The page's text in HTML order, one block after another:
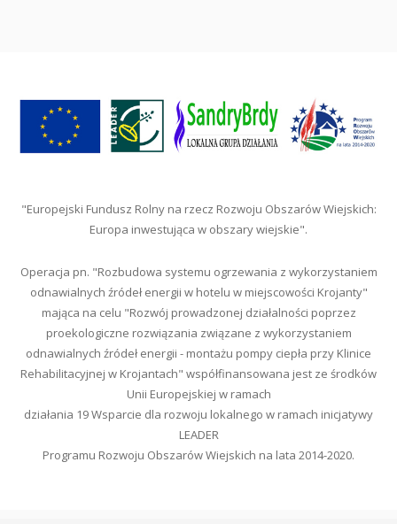
"Europejski Fundusz Rolny na rzecz Rozwoju Obszarów Wiejskich:
Europa inwestująca w obszary wiejskie".
Operacja pn. "Rozbudowa systemu ogrzewania z wykorzystaniem
odnawialnych źródeł energii w hotelu w miejscowości Krojanty"
mająca na celu "Rozwój prowadzonej działalności poprzez
proekologiczne rozwiązania związane z wykorzystaniem
odnawialnych źródeł energii - montażu pompy ciepła przy Klinice
Rehabilitacyjnej w Krojantach" współfinansowana jest ze środków
Unii Europejskiej w ramach
działania 19 Wsparcie dla rozwoju lokalnego w ramach inicjatywy
LEADER
Programu Rozwoju Obszarów Wiejskich na lata 2014-2020.